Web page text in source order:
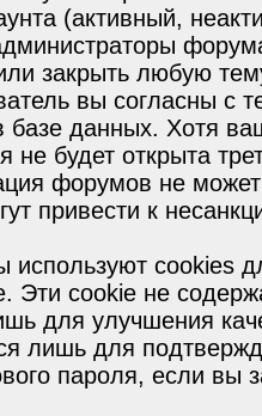
(активный,
закрыть любую
вы согласны с
базе данных. Хотя
не будет открыта
форумов не может
привести к
используют cookies
Эти cookie не
для улучшения
лишь для
пароля, если вы